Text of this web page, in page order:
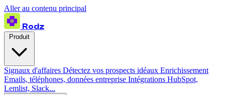
Aller au contenu principal
Rodz
Signaux d'affaires Détectez vos prospects idéaux Enrichissement
Emails, téléphones, données entreprise Intégrations HubSpot,
Lemlist, Slack...